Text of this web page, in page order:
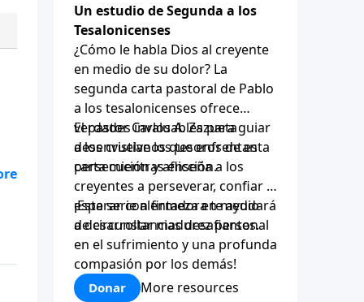
Un estudio de Segunda a los
Tesalonicenses
¿Cómo le habla Dios al creyente
en medio de su dolor? La
segunda carta pastoral de Pablo
a los tesalonicenses ofrece
verdades invaluables para guiar
a los cristianos que enfrentan
persecución y aflicción.
El pastor Carlos A. Zazueta
desenvuelve los tesoros de esta
carta mientras enseña a los
creyentes a perseverar, confiar y
esperar con firmeza en medio
de circunstancias desafiantes.
¡Esta serie alentadora te ayudará
a desarrollar madurez personal
en el sufrimiento y una profunda
compasión por los demás!
Donar More resources